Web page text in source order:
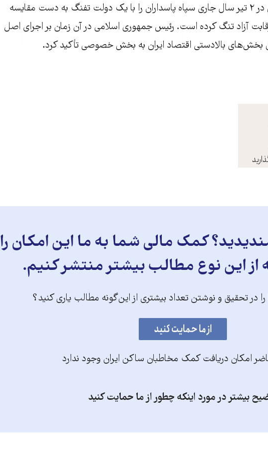
حسن روحانی یک ماه پیش در ۲ تیر سال جاری سپاه پاسداران را با یک دولت تفنگ به دست مقایسه
آزاد تنگ کرده است. رئیس جمهوری اسلامی در آن زمان بر اجرای اصل
کمک مالی شما به ما این امکان را
از این نوع مطالب بیشتر منتشر کنیم.
در تحقیق و نوشتن تعداد بیشتری از این‌گونه مطالب یاری کنید؟
امکان دریافت کمک مخاطبان ساکن ایران وجود ندارد
بیشتر در مورد اینکه چطور از ما حمایت کنید